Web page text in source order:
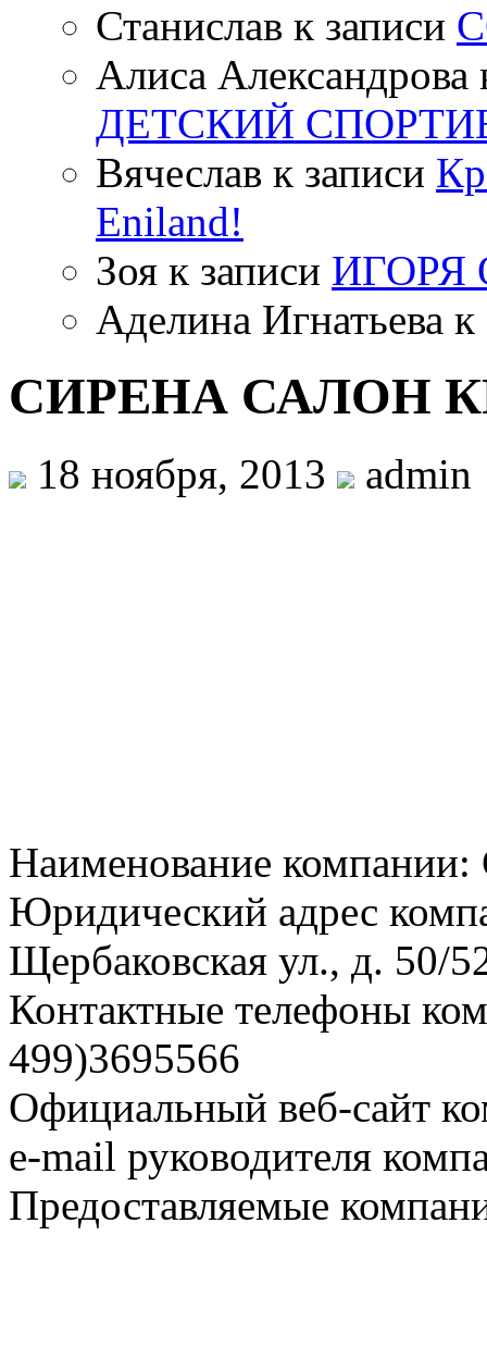
Станислав к записи
Алиса Александрова
ДЕТСКИЙ
Вячеслав к записи
Eniland!
Зоя к записи ИГОРЯ
Аделина Игнатьева к
СИРЕНА САЛОН
18 ноября, 2013 admin
Наименование
Юридический адрес
Щербаковская ул., д. 50/
Контактные телефоны
499)3695566
Официальный веб-сайт
e-mail руководителя
Предоставляемые